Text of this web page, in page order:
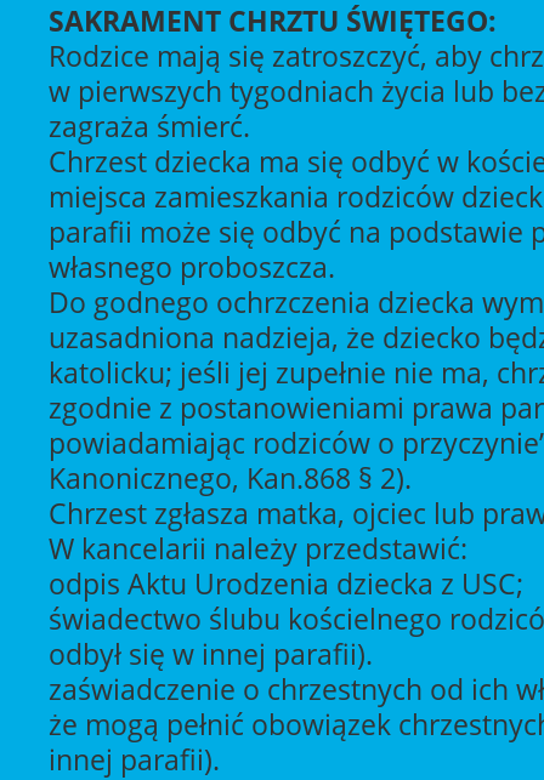
SAKRAMENT CHRZTU ŚWIĘTEGO:
Rodzice mają się zatroszczyć, aby
w pierwszych tygodniach życia lub
zagraża śmierć.
Chrzest dziecka ma się odbyć w
miejsca zamieszkania rodziców
parafii może się odbyć na podstawie
własnego proboszcza.
Do godnego ochrzczenia dziecka
uzasadniona nadzieja, że dziecko
katolicku; jeśli jej zupełnie nie ma,
zgodnie z postanowieniami prawa
powiadamiając rodziców o
Kanonicznego, Kan.868 § 2).
Chrzest zgłasza matka, ojciec lub
W kancelarii należy przedstawić:
odpis Aktu Urodzenia dziecka z USC;
świadectwo ślubu kościelnego
odbył się w innej parafii).
zaświadczenie o chrzestnych od ich
że mogą pełnić obowiązek
innej parafii).